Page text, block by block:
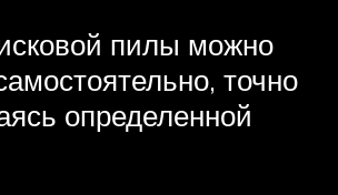
пилы можно
точно
определенной